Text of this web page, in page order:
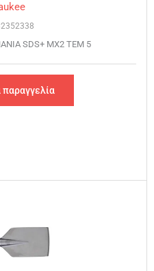
SDS+ MX2 ΤΕΜ 5
παραγγελία